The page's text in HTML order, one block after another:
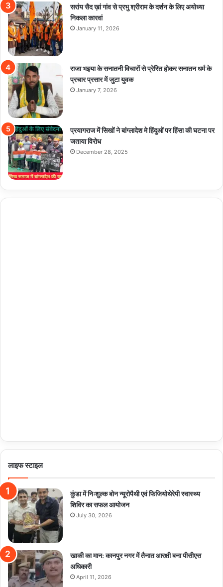
सरांय सैद ख़ां गांव से प्रभु श्रीराम के दर्शन के लिए अयोध्या
निकला कारवां
January 11, 2026
राजा भइया के सनातनी विचारों से प्रेरित होकर सनातन धर्म के
प्रचार प्रसार में जुटा युवक
January 7, 2026
प्रयागराज में सिखों ने बांग्लादेश मे हिंदुओं पर हिंसा की घटना पर
जताया विरोध
December 28, 2025
लाइफ स्टाइल
कुंडा में निःशुल्क बोन न्यूरोपैथी एवं फिजियोथेरेपी स्वास्थ्य
शिविर का सफल आयोजन
July 30, 2026
खाकी का मान: कानपुर नगर में तैनात आरक्षी बना पीसीएस
अधिकारी
April 11, 2026